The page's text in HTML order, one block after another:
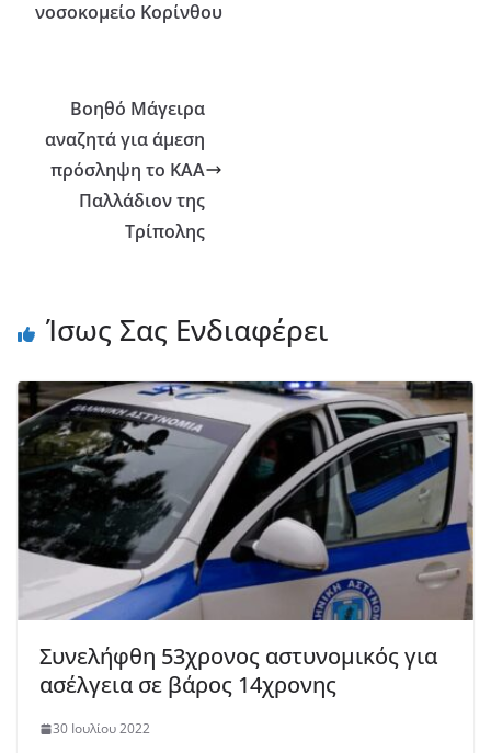
νοσοκομείο Κορίνθου
Βοηθό Μάγειρα
αναζητά για άμεση
πρόσληψη το ΚΑΑ
Παλλάδιον της
Τρίπολης
Ίσως Σας Ενδιαφέρει
Συνελήφθη 53χρονος αστυνομικός για
ασέλγεια σε βάρος 14χρονης
30 Ιουλίου 2022